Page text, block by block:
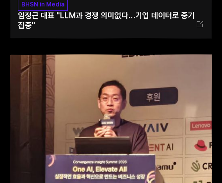
BHSN in Media
임정근 대표 "LLM과 경쟁 의미없다…기업 데이터로 중기
집중"